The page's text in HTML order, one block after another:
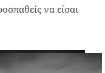
να είσαι